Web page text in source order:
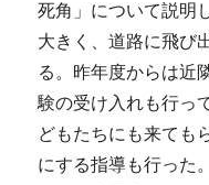
死角」について説明
大きく、道路に飛び
る。昨年度からは近
験の受け入れも行っ
どもたちにも来ても
にする指導も行った